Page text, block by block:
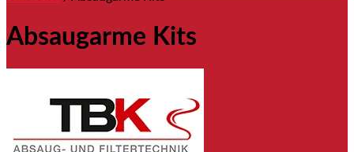
Absaugarme Kits